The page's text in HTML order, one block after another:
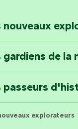
:
minière
d’étoiles :
nouveaux
gardiens de la
passeurs
explorateurs